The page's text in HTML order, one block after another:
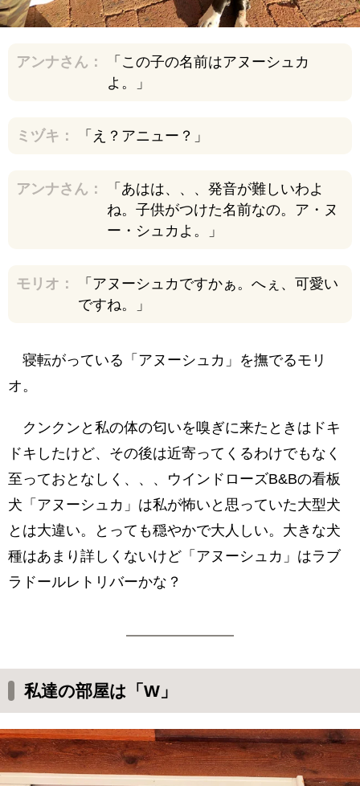
アンナさん：
「この子の名前はアヌーシュカ
よ。」
ミヅキ： 「え？アニュー？」
アンナさん：
「あはは、、、発音が難しいわよ
ね。子供がつけた名前なの。ア・ヌ
ー・シュカよ。」
モリオ：
「アヌーシュカですかぁ。へぇ、可愛い
ですね。」
寝転がっている「アヌーシュカ」を撫でるモリ
オ。
クンクンと私の体の匂いを嗅ぎに来たときはドキ
ドキしたけど、その後は近寄ってくるわけでもなく
至っておとなしく、、、ウインドローズB&Bの看板
犬「アヌーシュカ」は私が怖いと思っていた大型犬
とは大違い。とっても穏やかで大人しい。大きな犬
種はあまり詳しくないけど「アヌーシュカ」はラブ
ラドールレトリバーかな？
私達の部屋は「W」